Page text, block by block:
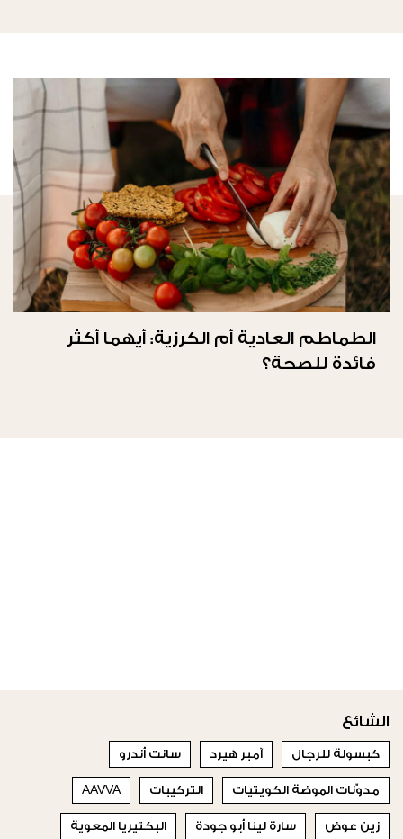
الطماطم العادية أم الكرزية: أيهما أكثر
فائدة للصحة؟
الشائع
كبسولة للرجال آمبر هيرد سانت أندرو
مدوّنات الموضة الكويتيات التركيبات AAVVA
زين عوض سارة لينا أبو جودة البكتيريا المعوية